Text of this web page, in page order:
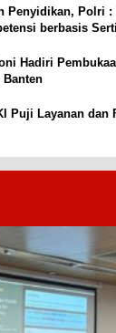
Penyidikan, Polri :
berbasis
Hadiri
Banten
Puji Layanan dan